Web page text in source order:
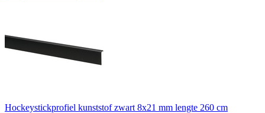
Hockeystickprofiel kunststof zwart 8x21 mm lengte 260 cm